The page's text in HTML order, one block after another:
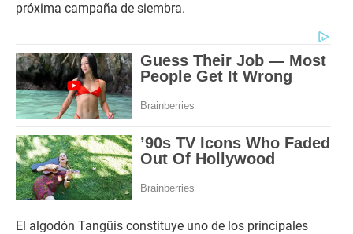
próxima campaña de siembra.
El algodón Tangüis constituye uno de los principales